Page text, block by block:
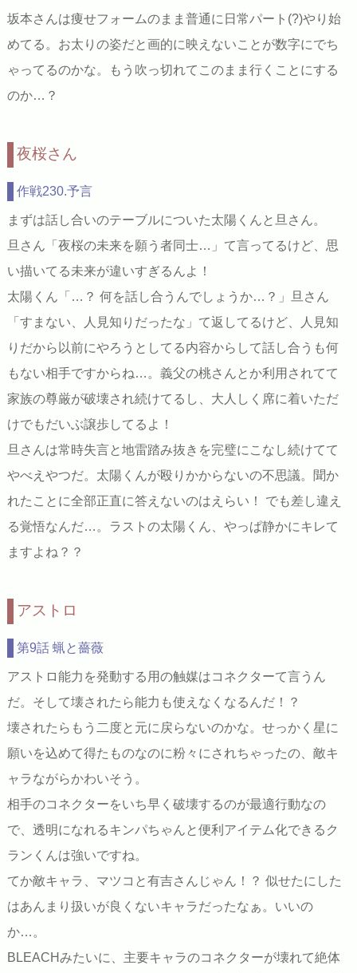
坂本さんは痩せフォームのまま普通に日常パート(?)やり始
めてる。お太りの姿だと画的に映えないことが数字にでち
ゃってるのかな。もう吹っ切れてこのまま行くことにする
のか…？
夜桜さん
作戦230.予言
まずは話し合いのテーブルについた太陽くんと旦さん。
旦さん「夜桜の未来を願う者同士…」て言ってるけど、思
い描いてる未来が違いすぎるんよ！
太陽くん「…？ 何を話し合うんでしょうか…？」旦さん
「すまない、人見知りだったな」て返してるけど、人見知
りだから以前にやろうとしてる内容からして話し合うも何
もない相手ですからね…。義父の桃さんとか利用されてて
家族の尊厳が破壊され続けてるし、大人しく席に着いただ
けでもだいぶ譲歩してるよ！
旦さんは常時失言と地雷踏み抜きを完璧にこなし続けてて
やべえやつだ。太陽くんが殴りかからないの不思議。聞か
れたことに全部正直に答えないのはえらい！ でも差し違え
る覚悟なんだ…。ラストの太陽くん、やっぱ静かにキレて
ますよね？？
アストロ
第9話 蝋と薔薇
アストロ能力を発動する用の触媒はコネクターて言うん
だ。そして壊されたら能力も使えなくなるんだ！？
壊されたらもう二度と元に戻らないのかな。せっかく星に
願いを込めて得たものなのに粉々にされちゃったの、敵キ
ャラながらかわいそう。
相手のコネクターをいち早く破壊するのが最適行動なの
で、透明になれるキンパちゃんと便利アイテム化できるク
ランくんは強いですね。
てか敵キャラ、マツコと有吉さんじゃん！？ 似せたにした
はあんまり扱いが良くないキャラだったなぁ。いいの
か…。
BLEACHみたいに、主要キャラのコネクターが壊れて絶体